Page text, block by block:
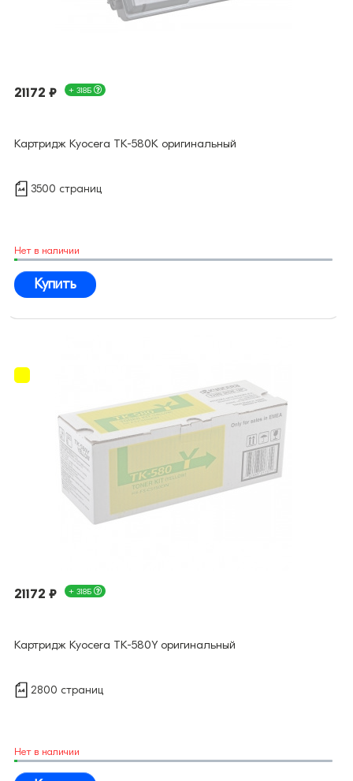
21172 ₽ + 318Б
Картридж Kyocera TK-580K оригинальный
3500 страниц
Нет в наличии
Купить
21172 ₽ + 318Б
Картридж Kyocera TK-580Y оригинальный
2800 страниц
Нет в наличии